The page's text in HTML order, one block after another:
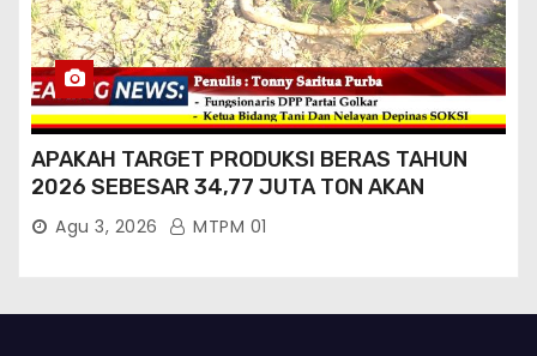
APAKAH TARGET PRODUKSI BERAS TAHUN
2026 SEBESAR 34,77 JUTA TON AKAN
TERCAPAI ?
Agu 3, 2026 MTPM 01